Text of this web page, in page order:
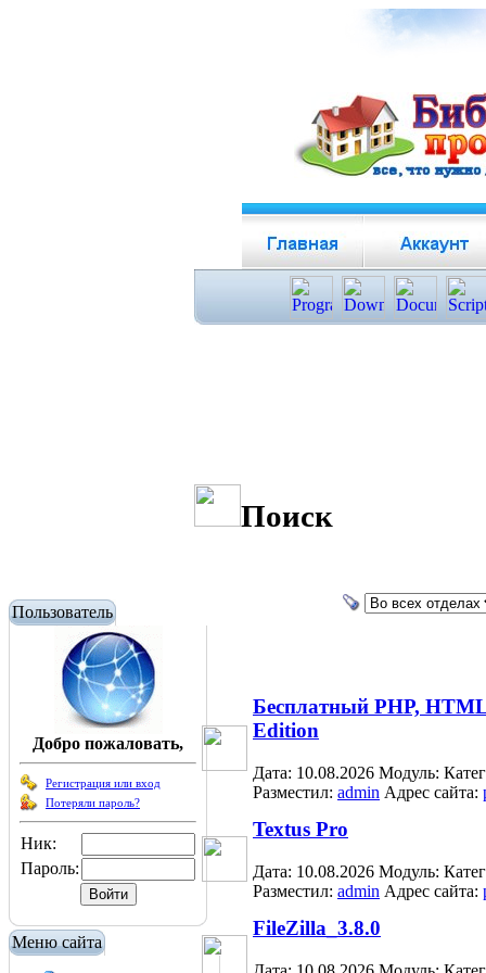
Пользователь
Добро пожаловать,
Регистрация или вход
Потеряли пароль?
Ник:
Пароль:
Меню сайта
Поиск
Бесплатный PHP,
Edition
Дата: 10.08.2026 Модуль:
Разместил: admin Адрес сайта:
Textus Pro
Дата: 10.08.2026 Модуль:
Разместил: admin Адрес сайта:
FileZilla_3.8.0